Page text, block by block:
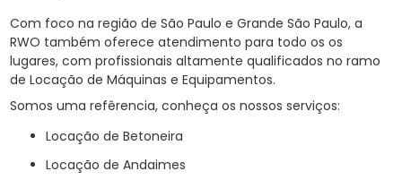
Com foco na região de São Paulo e Grande São Paulo, a
RWO também oferece atendimento para todo os os
lugares, com profissionais altamente qualificados no ramo
de Locação de Máquinas e Equipamentos.
Somos uma refêrencia, conheça os nossos serviços:
Locação de Betoneira
Locação de Andaimes